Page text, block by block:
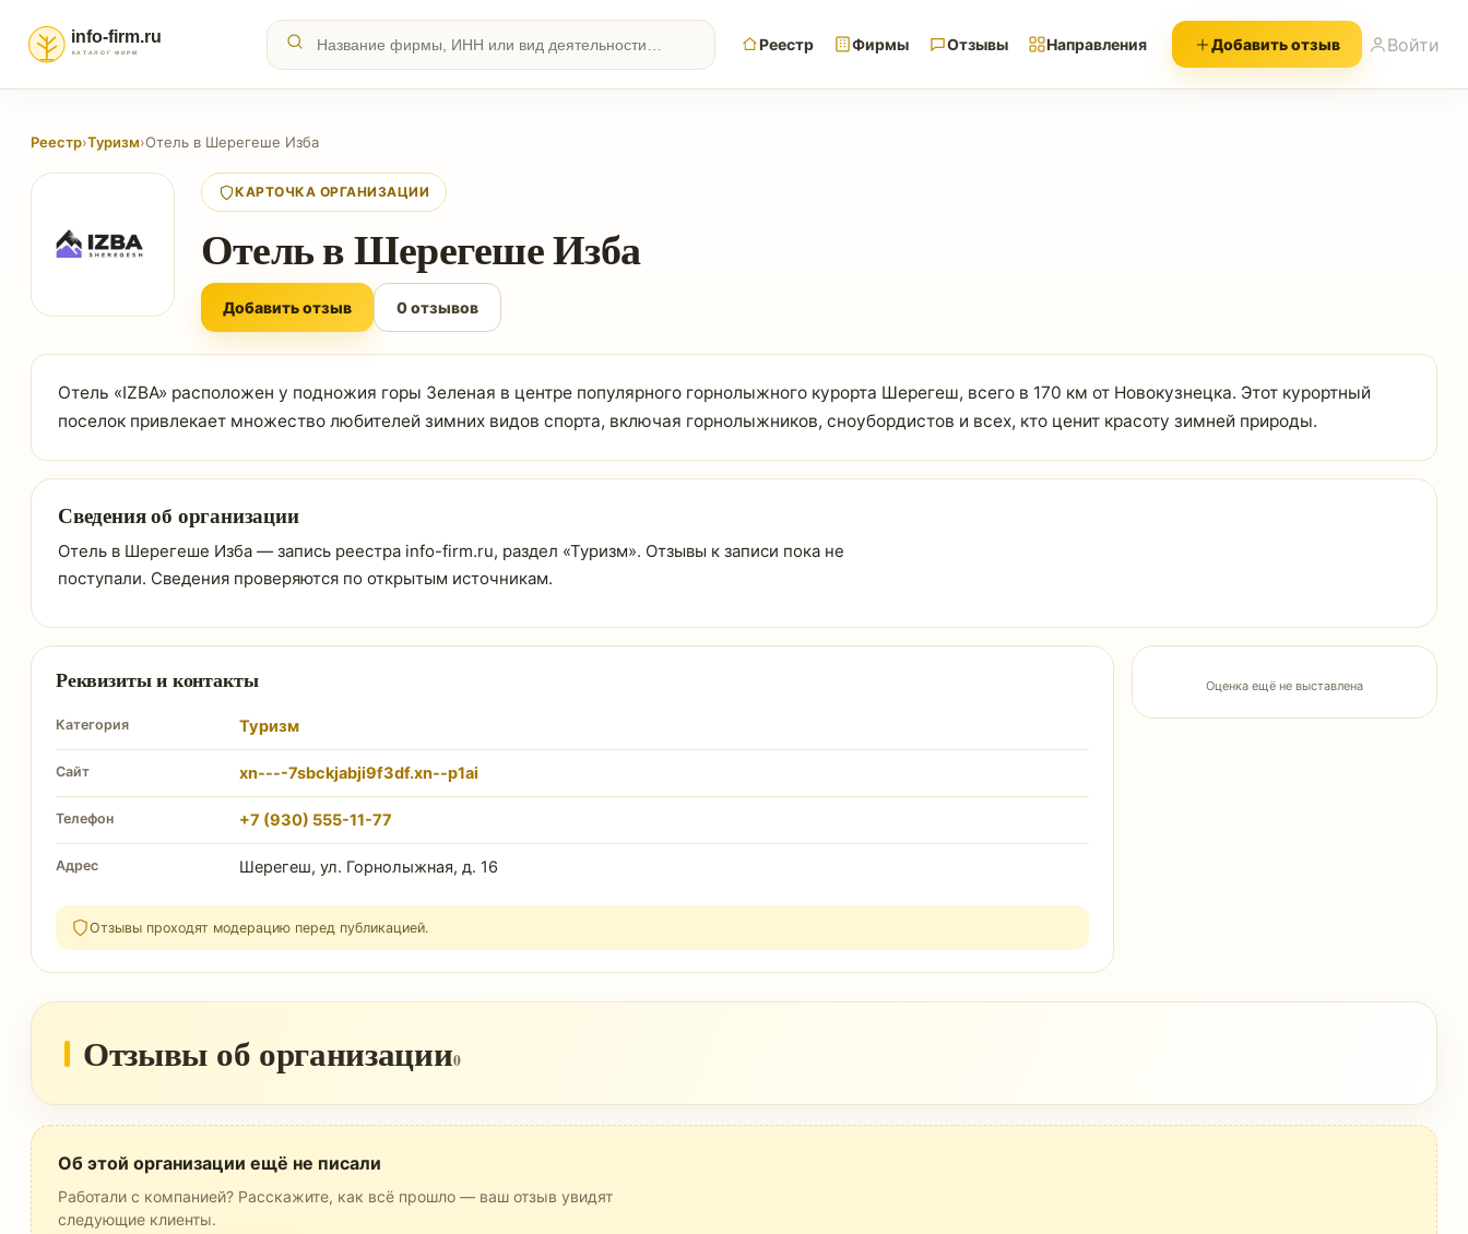
Реестр Фирмы Отзывы Направления Добавить отзыв Войти
Реестр›Туризм›Отель в Шерегеше Изба
КАРТОЧКА ОРГАНИЗАЦИИ
Отель в Шерегеше Изба
Добавить отзыв 0 отзывов
Отель «IZBA» расположен у подножия горы Зеленая в центре популярного горнолыжного курорта Шерегеш, всего в 170 км от Новокузнецка. Этот курортный
поселок привлекает множество любителей зимних видов спорта, включая горнолыжников, сноубордистов и всех, кто ценит красоту зимней природы.
Сведения об организации
Отель в Шерегеше Изба — запись реестра info-firm.ru, раздел «Туризм». Отзывы к записи пока не
поступали. Сведения проверяются по открытым источникам.
Реквизиты и контакты
Категория Туризм
Сайт xn----7sbckjabji9f3df.xn--p1ai
Телефон +7 (930) 555-11-77
Адрес Шерегеш, ул. Горнолыжная, д. 16
Отзывы проходят модерацию перед публикацией.
Оценка ещё не выставлена
Отзывы об организации0
Об этой организации ещё не писали
Работали с компанией? Расскажите, как всё прошло — ваш отзыв увидят
следующие клиенты.